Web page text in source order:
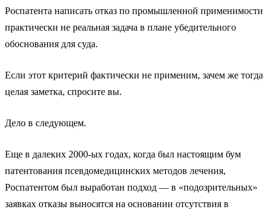
Роспатента написать отказ по промышленной применимости
практически не реальная задача в плане убедительного
обоснования для суда.
Если этот критерий фактически не применим, зачем же тогда
целая заметка, спросите вы.
Дело в следующем.
Еще в далеких 2000-ых годах, когда был настоящим бум
патентования псевдомедицинских методов лечения,
Роспатентом был выработан подход — в «подозрительных»
заявках отказы выносятся на основании отсутствия в